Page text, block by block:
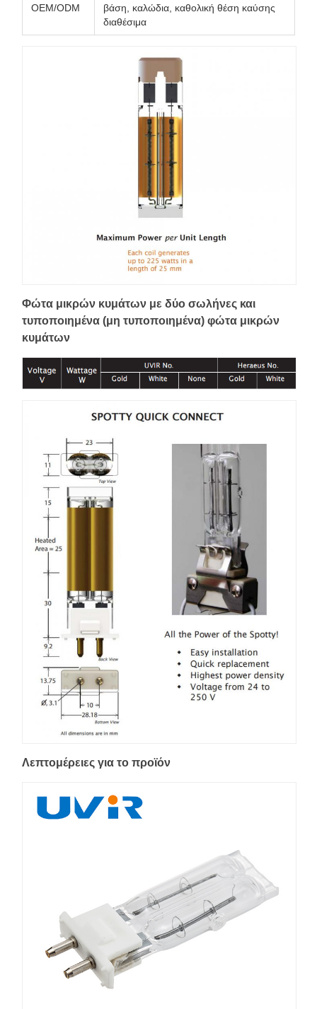
OEM/ODM
βάση, καλώδια, καθολική θέση καύσης
διαθέσιμα
Φώτα μικρών κυμάτων με δύο σωλήνες και
τυποποιημένα (μη τυποποιημένα) φώτα μικρών
κυμάτων
Λεπτομέρειες για το προϊόν